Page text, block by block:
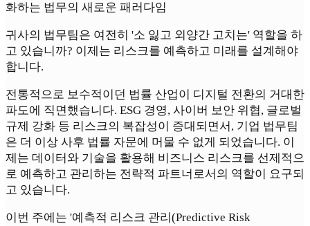
화하는 법무의 새로운 패러다임
귀사의 법무팀은 여전히 '소 잃고 외양간 고치는' 역할을 하
고 있습니까? 이제는 리스크를 예측하고 미래를 설계해야
합니다.
전통적으로 보수적이던 법률 산업이 디지털 전환의 거대한
파도에 직면했습니다. ESG 경영, 사이버 보안 위협, 글로벌
규제 강화 등 리스크의 복잡성이 증대되면서, 기업 법무팀
은 더 이상 사후 법률 자문에 머물 수 없게 되었습니다. 이
제는 데이터와 기술을 활용해 비즈니스 리스크를 선제적으
로 예측하고 관리하는 전략적 파트너로서의 역할이 요구되
고 있습니다.
이번 주에는 '예측적 리스크 관리(Predictive Risk